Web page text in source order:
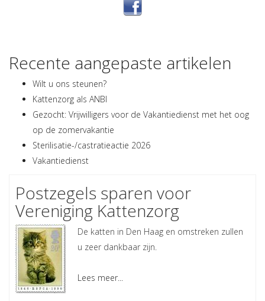
Recente aangepaste artikelen
Wilt u ons steunen?
Kattenzorg als ANBI
Gezocht: Vrijwilligers voor de Vakantiedienst met het oog
op de zomervakantie
Sterilisatie-/castratieactie 2026
Vakantiedienst
Postzegels sparen voor
Vereniging Kattenzorg
De katten in Den Haag en omstreken zullen
u zeer dankbaar zijn.
Lees meer...